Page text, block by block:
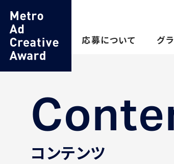
応募について グ
コンテンツ